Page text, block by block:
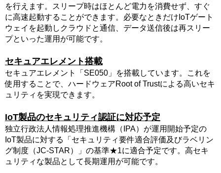
を行えます。スリープ時はほとんど電力を消費せず、すぐ
に高速起動することができます。必要なときだけIoTゲート
ウェイを起動しクラウドと通信、データ送信後は再スリー
プといった運用が可能です。
セキュアエレメント搭載
セキュアエレメント「SE050」を搭載しています。これを
使用することで、ハードウェアRoot of Trustによる高いセキ
ュリティを実現できます。
IoT製品のセキュリティ認証に対応予定
独立行政法人情報処理推進機構（IPA）が運用開始予定の
IoT製品に対する「セキュリティ要件適合評価及びラベリン
グ制度（JC-STAR）」の基準★1に適合予定です。高セキ
ュリティな製品として長期運用が可能です。